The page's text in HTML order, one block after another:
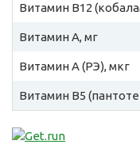
Витамин B12
Витамин A, мг
Витамин A (РЭ), мкг
Витамин B5